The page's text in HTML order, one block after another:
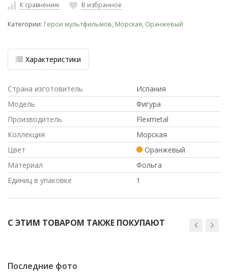
К сравнению В избранное
Категории: Герои мультфильмов, Морская, Оранжевый
Характеристики
Страна изготовитель
Испания
Модель
Фигура
Производитель
Flexmetal
Коллекция
Морская
Цвет
Оранжевый
Материал
Фольга
Единиц в упаковке
1
С ЭТИМ ТОВАРОМ ТАКЖЕ ПОКУПАЮТ
Последние фото